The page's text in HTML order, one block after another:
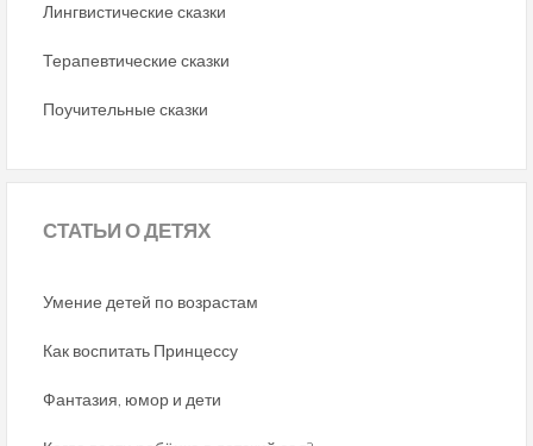
Лингвистические сказки
Терапевтические сказки
Поучительные сказки
СТАТЬИО ДЕТЯХ
Умение детей по возрастам
Как воспитать Принцессу
Фантазия, юмор и дети